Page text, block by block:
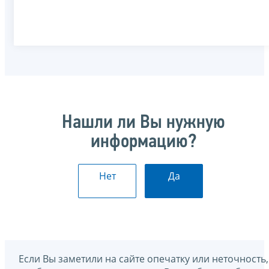
Нашли ли Вы нужную
информацию?
Нет Да
Если Вы заметили на сайте опечатку или неточность,